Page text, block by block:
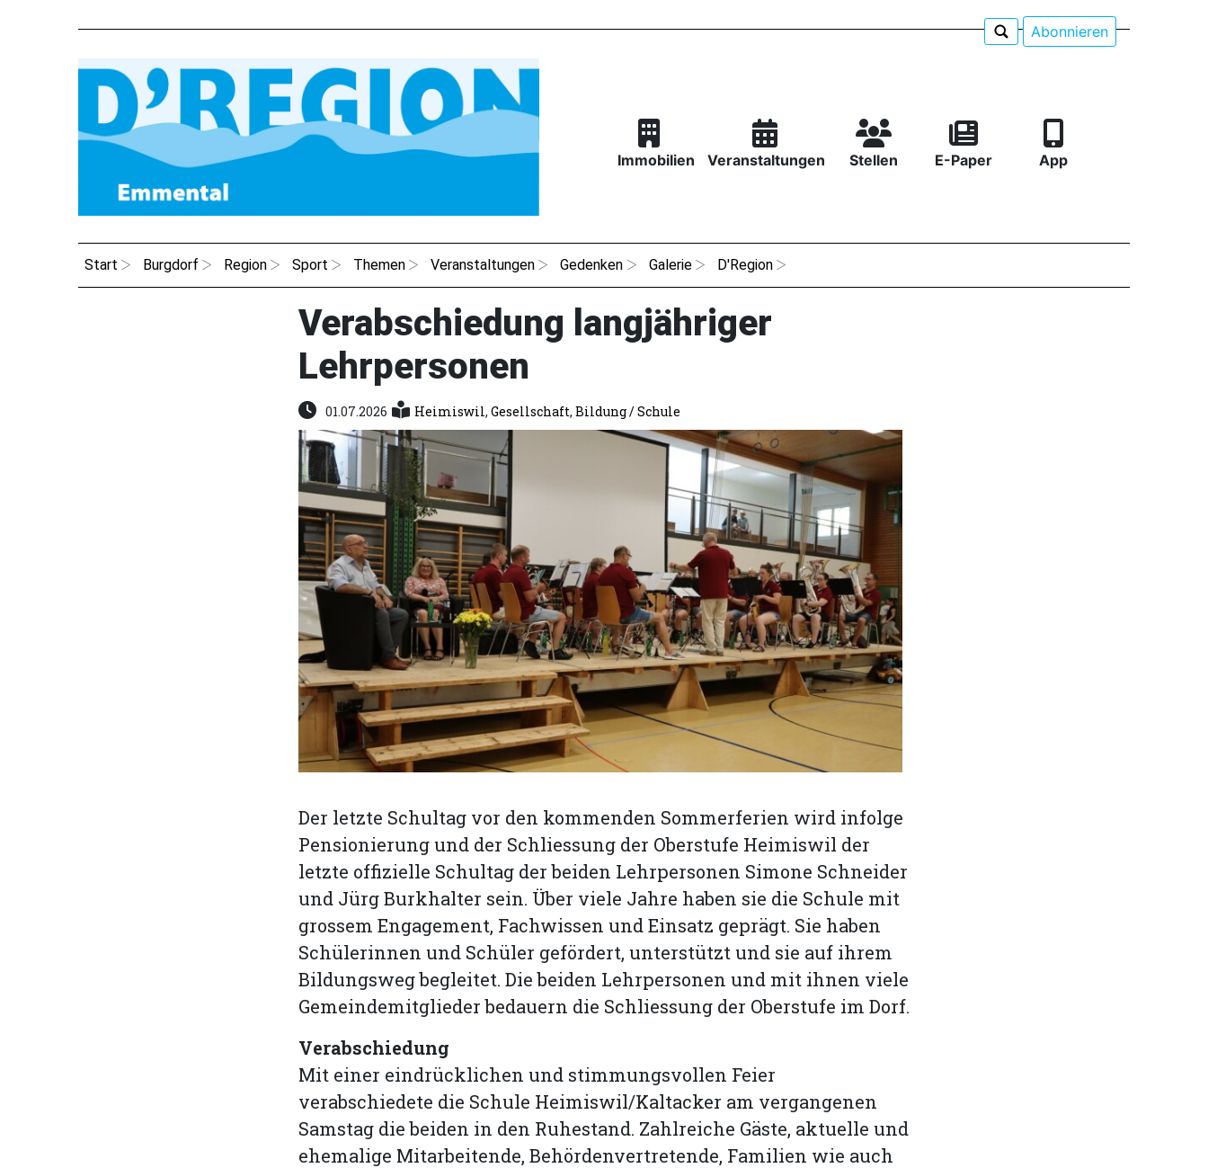
Abonnieren
Immobilien Veranstaltungen Stellen E-Paper App
Start Burgdorf Region Sport Themen Veranstaltungen Gedenken Galerie D'Region
Verabschiedung langjähriger
Lehrpersonen
01.07.2026 Heimiswil, Gesellschaft, Bildung / Schule
Der letzte Schultag vor den kommenden Sommerferien wird infolge
Pensionierung und der Schliessung der Oberstufe Heimiswil der
letzte offizielle Schultag der beiden Lehrpersonen Simone Schneider
und Jürg Burkhalter sein. Über viele Jahre haben sie die Schule mit
grossem Engagement, Fachwissen und Einsatz geprägt. Sie haben
Schülerinnen und Schüler gefördert, unterstützt und sie auf ihrem
Bildungsweg begleitet. Die beiden Lehrpersonen und mit ihnen viele
Gemeindemitglieder bedauern die Schliessung der Oberstufe im Dorf.
Verabschiedung
Mit einer eindrücklichen und stimmungsvollen Feier
verabschiedete die Schule Heimiswil/Kaltacker am vergangenen
Samstag die beiden in den Ruhestand. Zahlreiche Gäste, aktuelle und
ehemalige Mitarbeitende, Behördenvertretende, Familien wie auch